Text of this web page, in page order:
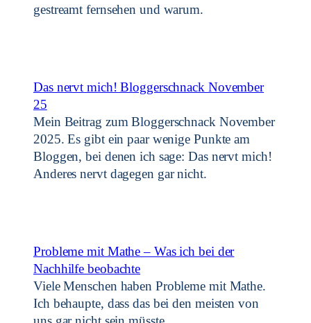
gestreamt fernsehen und warum.
Das nervt mich! Bloggerschnack November
25
Mein Beitrag zum Bloggerschnack November
2025. Es gibt ein paar wenige Punkte am
Bloggen, bei denen ich sage: Das nervt mich!
Anderes nervt dagegen gar nicht.
Probleme mit Mathe – Was ich bei der
Nachhilfe beobachte
Viele Menschen haben Probleme mit Mathe.
Ich behaupte, dass das bei den meisten von